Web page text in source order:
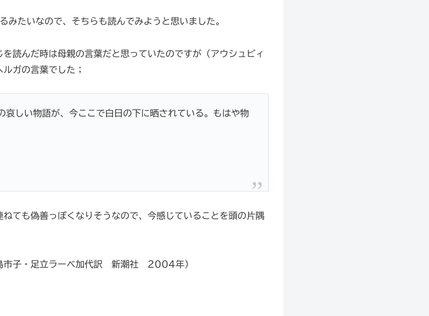
たいなので、そちらも読んでみようと思いました。
読んだ時は母親の言葉だと思っていたのですが（アウシュビィ
ガの言葉でした；
しい物語が、今ここで白日の下に晒されている。もはや物
ても偽善っぽくなりそうなので、今感じていることを頭の片隅
市子・足立ラーベ加代訳 新潮社 2004年）